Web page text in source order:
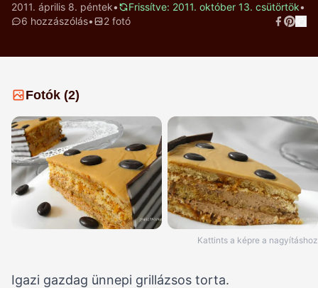
2011. április 8. péntek• Frissítve: 2011. október 13. csütörtök•
6 hozzászólás• 2 fotó
Fotók (2)
Kattints a képre a nagyításhoz
Igazi gazdag ünnepi grillázsos torta.